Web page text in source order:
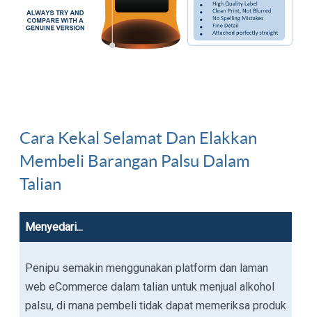
Cara Kekal Selamat Dan Elakkan
Membeli Barangan Palsu Dalam
Talian
Menyedari...
Penipu semakin menggunakan platform dan laman
web eCommerce dalam talian untuk menjual alkohol
palsu, di mana pembeli tidak dapat memeriksa produk